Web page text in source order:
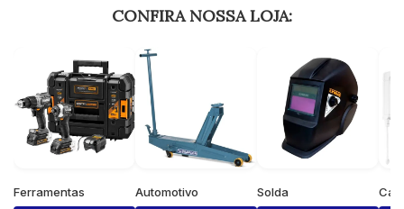
CONFIRA NOSSA LOJA:
Ferramentas Automotivo Solda